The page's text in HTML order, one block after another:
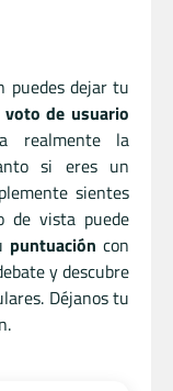
puedes dejar tu
voto de usuario
realmente la
si eres un
sientes
de vista puede
puntuación con
y descubre
Déjanos tu